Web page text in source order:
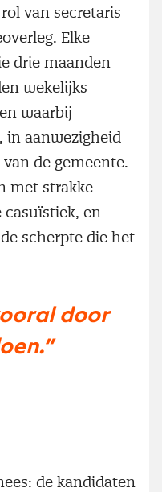
van secretaris
Elke
drie maanden
wekelijks
waarbij
in aanwezigheid
de gemeente.
met strakke
en
scherpte die het
door
de kandidaten